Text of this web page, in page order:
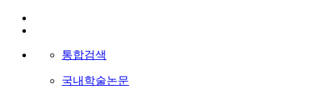
통합검색
국내학술논문